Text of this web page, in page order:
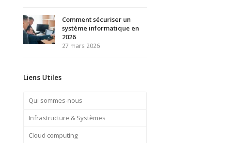
Comment sécuriser un
système informatique en
2026
27 mars 2026
Liens Utiles
Qui sommes-nous
Infrastructure & Systèmes
Cloud computing